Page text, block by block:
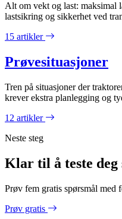
Alt om vekt og last: maksimal
lastsikring og sikkerhet ved
15 artikler
Prøvesituasjoner
Tren på situasjoner der
krever ekstra planlegging og
12 artikler
Neste steg
Klar til å teste
Prøv fem gratis spørsmål med
Prøv gratis